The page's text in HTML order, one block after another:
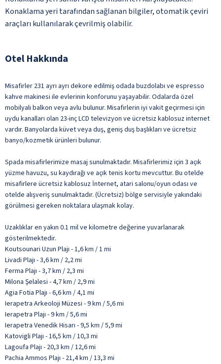
Konaklama yeri tarafından sağlanan bilgiler, otomatik çeviri
araçları kullanılarak çevrilmiş olabilir.
Otel Hakkında
Misafirler 231 ayrı ayrı dekore edilmiş odada buzdolabı ve espresso
kahve makinesi ile evlerinin konforunu yaşayabilir. Odalarda özel
mobilyalı balkon veya avlu bulunur. Misafirlerin iyi vakit geçirmesi için
uydu kanalları olan 23-inç LCD televizyon ve ücretsiz kablosuz internet
vardır. Banyolarda küvet veya duş, geniş duş başlıkları ve ücretsiz
banyo/kozmetik ürünleri bulunur.
Spada misafirlerimize masaj sunulmaktadır. Misafirlerimiz için 3 açık
yüzme havuzu, su kaydırağı ve açık tenis kortu mevcuttur. Bu otelde
misafirlere ücretsiz kablosuz İnternet, atari salonu/oyun odası ve
otelde alışveriş sunulmaktadır. (Ücretsiz) bölge servisiyle yakındaki
görülmesi gereken noktalara ulaşmak kolay.
Uzaklıklar en yakın 0.1 mil ve kilometre değerine yuvarlanarak
gösterilmektedir.
Koutsounari Uzun Plajı - 1,6 km / 1 mi
Livadi Plajı - 3,6 km / 2,2 mi
Ferma Plajı - 3,7 km / 2,3 mi
Milona Şelalesi - 4,7 km / 2,9 mi
Agia Fotia Plajı - 6,6 km / 4,1 mi
Ierapetra Arkeoloji Müzesi - 9 km / 5,6 mi
Ierapetra Plajı - 9 km / 5,6 mi
Ierapetra Venedik Hisarı - 9,5 km / 5,9 mi
Katovigli Plajı - 16,5 km / 10,3 mi
Lagoufa Plajı - 20,3 km / 12,6 mi
Pachia Ammos Plajı - 21,4 km / 13,3 mi